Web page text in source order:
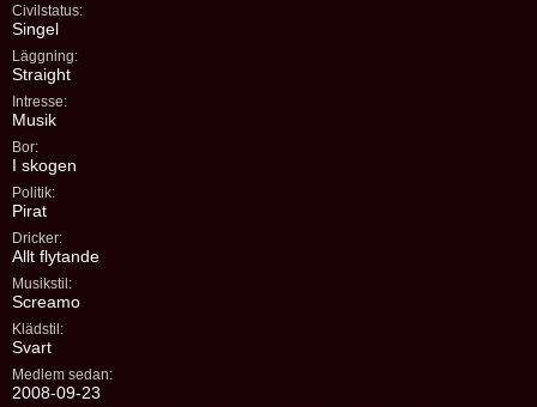
Civilstatus:
Singel
Läggning:
Straight
Intresse:
Musik
Bor:
I skogen
Politik:
Pirat
Dricker:
Allt flytande
Musikstil:
Screamo
Klädstil:
Svart
Medlem sedan:
2008-09-23